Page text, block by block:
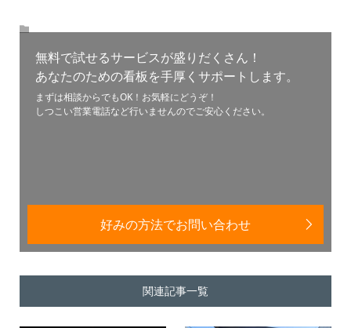
無料で試せるサービスが盛りだくさん！
あなたのための看板を手厚くサポートします。
まずは相談からでもOK！お気軽にどうぞ！
しつこい営業電話など行いませんのでご安心ください。
好みの方法でお問い合わせ
関連記事一覧